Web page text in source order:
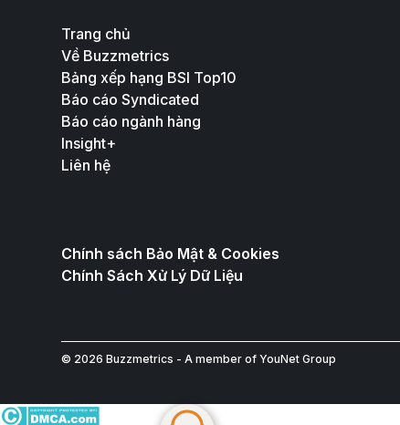
Trang chủ
Về Buzzmetrics
Bảng xếp hạng BSI Top10
Báo cáo Syndicated
Báo cáo ngành hàng
Insight+
Liên hệ
Chính sách Bảo Mật & Cookies
Chính Sách Xử Lý Dữ Liệu
© 2026 Buzzmetrics - A member of YouNet Group